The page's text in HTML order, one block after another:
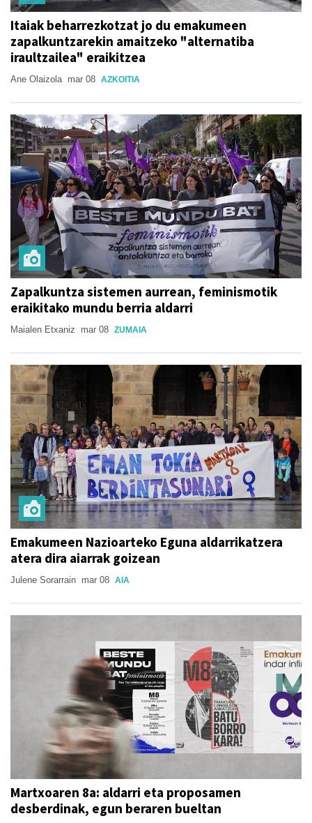
Itaiak beharrezkotzat jo du emakumeen
zapalkuntzarekin amaitzeko "alternatiba
iraultzailea" eraikitzea
Ane Olaizola mar 08 AZKOITIA
Zapalkuntza sistemen aurrean, feminismotik
eraikitako mundu berria aldarri
Maialen Etxaniz mar 08 ZUMAIA
Emakumeen Nazioarteko Eguna aldarrikatzera
atera dira aiarrak goizean
Julene Sorarrain mar 08 AIA
Martxoaren 8a: aldarri eta proposamen
desberdinak, egun beraren bueltan